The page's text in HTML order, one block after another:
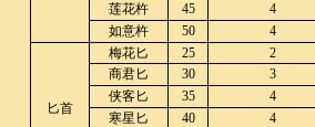
莲花杵
45 4
如意杵
50 4
匕首
梅花匕 25 2
商君匕
30 3
侠客匕
35 4
寒星匕
40 4